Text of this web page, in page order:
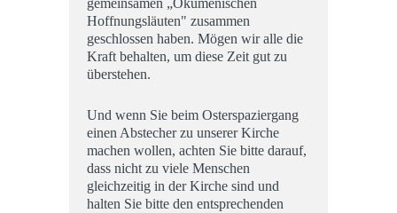
gemeinsamen „Ökumenischen
Hoffnungsläuten" zusammen
geschlossen haben. Mögen wir alle die
Kraft behalten, um diese Zeit gut zu
überstehen.
Und wenn Sie beim Osterspaziergang
einen Abstecher zu unserer Kirche
machen wollen, achten Sie bitte darauf,
dass nicht zu viele Menschen
gleichzeitig in der Kirche sind und
halten Sie bitte den entsprechenden